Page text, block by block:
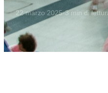
22 marzo 2025·3min di